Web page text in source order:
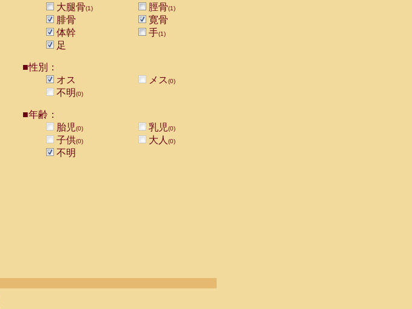
大腿骨(1) 脛骨(1)
腓骨
寛骨
体幹
手(1)
足
■性別：
オス
メス(0)
不明(0)
■年齢：
胎児(0) 乳児(0)
子供(0) 大人 (0)
不明